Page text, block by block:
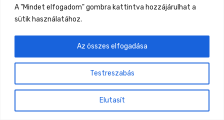
A "Mindet elfogadom" gombra kattintva hozzájárulhat a
sütik használatához.
Testreszabás
Elutasít
Az összes elfogadása